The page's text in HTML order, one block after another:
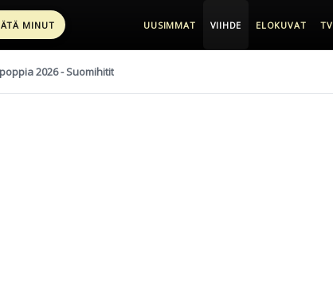
MINUT UUSIMMAT VIIHDE ELOKUVAT TV
2026 - Suomihitit